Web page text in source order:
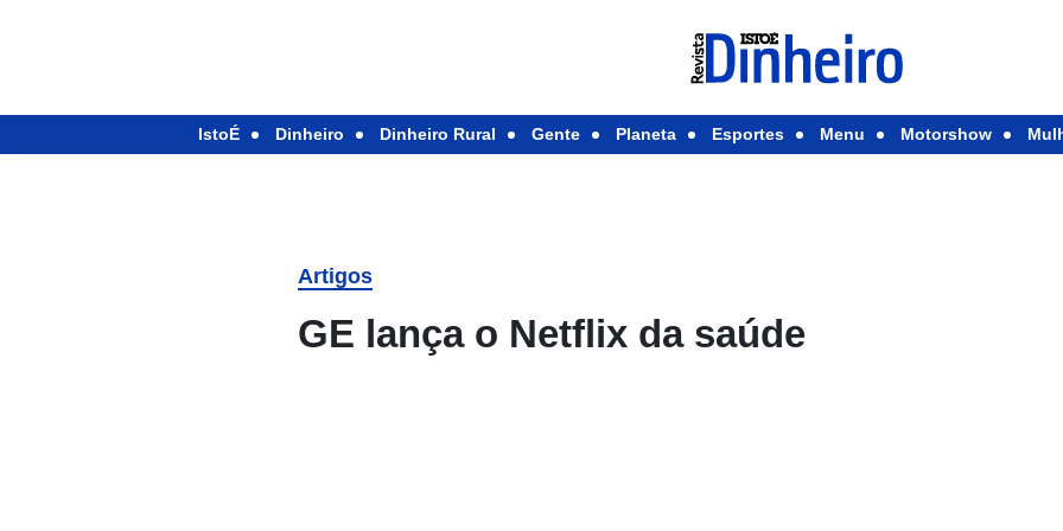
IstoÉ Dinheiro Dinheiro Rural Gente Planeta Esportes Menu Motorshow
Artigos
GE lança o Netflix da saúde